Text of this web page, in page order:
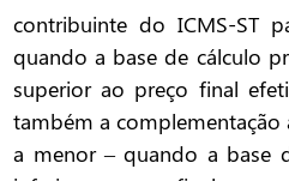
contribuinte do ICMS-ST
quando a base de cálculo
superior ao preço final
também a
a menor – quando a base